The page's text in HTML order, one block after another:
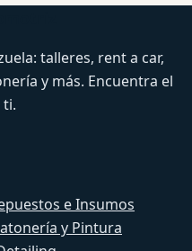
talleres, rent a car,
y más. Encuentra el
ti.
e Insumos
y Pintura